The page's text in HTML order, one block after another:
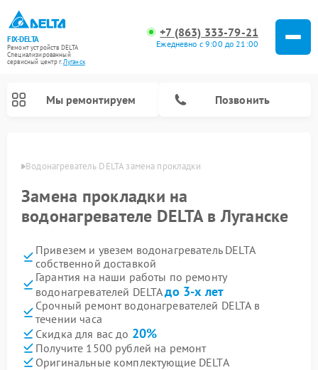
FIX-DELTA
Ремонт устройств DELTA
Специализированный
cервисный центр г.Луганск
+7 (863) 333-79-21
Ежедневно с 9:00 до 21:00
Мы ремонтируем Позвонить
Водонагреватель DELTA замена прокладки
Замена прокладки на
водонагревателе DELTA в Луганске
Привезем и увезем водонагреватель DELTA
собственной доставкой
Гарантия на наши работы по ремонту
водонагревателей DELTAдо 3-х лет
Срочный ремонт водонагревателей DELTA в
течении часа
Скидка для вас до 20%
Получите 1500 рублей на ремонт
Оригинальные комплектующие DELTA